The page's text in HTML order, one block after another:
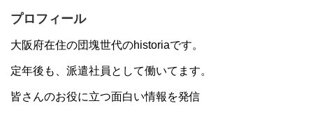
プロフィール
大阪府在住の団塊世代のhistoriaです。
定年後も、派遣社員として働いてます。
皆さんのお役に立つ面白い情報を発信